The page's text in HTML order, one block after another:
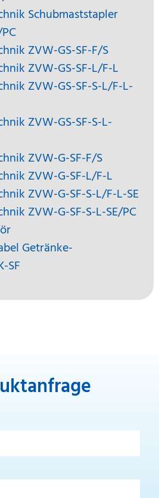
Schubmaststapler
ZVW-GS-SF-F/S
ZVW-GS-SF-L/F-L
ZVW-GS-SF-S-L/F-L-
ZVW-GS-SF-S-L-
ZVW-G-SF-F/S
ZVW-G-SF-L/F-L
ZVW-G-SF-S-L/F-L-SE
ZVW-G-SF-S-L-SE/PC
Getränke-
SF